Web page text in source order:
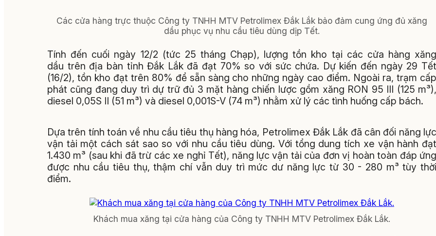
Các cửa hàng trực thuộc Công ty TNHH MTV Petrolimex Đắk Lắk bảo đảm cung ứng đủ xăng
dầu phục vụ nhu cầu tiêu dùng dịp Tết.
Tính đến cuối ngày 12/2 (tức 25 tháng Chạp), lượng tồn kho tại các cửa hàng xăng
dầu trên địa bàn tỉnh Đắk Lắk đã đạt 70% so với sức chứa. Dự kiến đến ngày 29 Tết
(16/2), tồn kho đạt trên 80% để sẵn sàng cho những ngày cao điểm. Ngoài ra, trạm cấp
phát cũng đang duy trì dự trữ đủ 3 mặt hàng chiến lược gồm xăng RON 95 III (125 m³),
diesel 0,05S II (51 m³) và diesel 0,001S-V (74 m³) nhằm xử lý các tình huống cấp bách.
Dựa trên tính toán về nhu cầu tiêu thụ hàng hóa, Petrolimex Đắk Lắk đã cân đối năng lực
vận tải một cách sát sao so với nhu cầu tiêu dùng. Với tổng dung tích xe vận hành đạt
1.430 m³ (sau khi đã trừ các xe nghỉ Tết), năng lực vận tải của đơn vị hoàn toàn đáp ứng
được nhu cầu tiêu thụ, thậm chí vẫn duy trì mức dư năng lực từ 30 - 280 m³ tùy thời
điểm.
Khách mua xăng tại cửa hàng của Công ty TNHH MTV Petrolimex Đắk Lắk.